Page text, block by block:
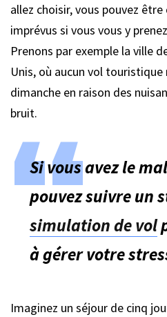
allez choisir, vous pouvez
imprévus si vous vous y
Prenons par exemple la ville
Unis, où aucun vol touristique
dimanche en raison des
bruit.
Si vous avez le
pouvez suivre un
simulation de vol
à gérer votre
Imaginez un séjour de cinq